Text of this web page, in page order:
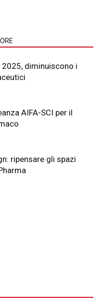
2025, diminuiscono i
AIFA-SCI per il
ripensare gli spazi